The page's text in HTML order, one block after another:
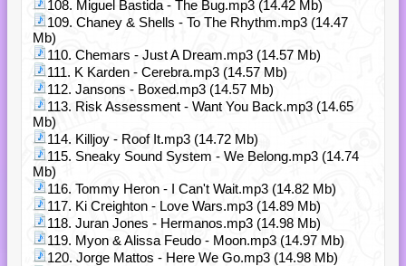
108. Miguel Bastida - The Bug.mp3 (14.42 Mb)
109. Chaney & Shells - To The Rhythm.mp3 (14.47
Mb)
110. Chemars - Just A Dream.mp3 (14.57 Mb)
111. K Karden - Cerebra.mp3 (14.57 Mb)
112. Jansons - Boxed.mp3 (14.57 Mb)
113. Risk Assessment - Want You Back.mp3 (14.65
Mb)
114. Killjoy - Roof It.mp3 (14.72 Mb)
115. Sneaky Sound System - We Belong.mp3 (14.74
Mb)
116. Tommy Heron - I Can't Wait.mp3 (14.82 Mb)
117. Ki Creighton - Love Wars.mp3 (14.89 Mb)
118. Juran Jones - Hermanos.mp3 (14.98 Mb)
119. Myon & Alissa Feudo - Moon.mp3 (14.97 Mb)
120. Jorge Mattos - Here We Go.mp3 (14.98 Mb)